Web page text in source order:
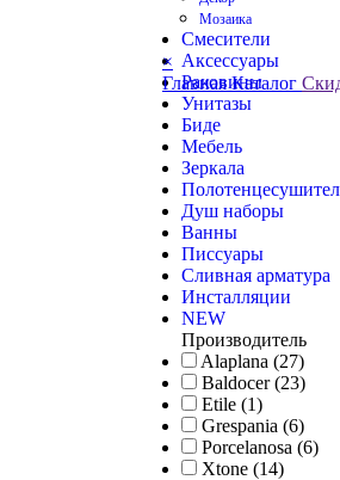
×
ГлавнаяКаталог
Мозаика
Смесители
Аксессуары
Раковины
Унитазы
Биде
Мебель
Зеркала
Душ наборы
Ванны
Писсуары
Сливная арматура
Инсталляции
NEW
Производитель
Alaplana (27)
Baldocer (23)
Etile (1)
Grespania (6)
Porcelanosa (6)
Xtone (14)